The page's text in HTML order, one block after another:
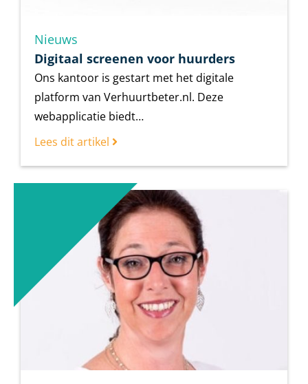
Nieuws
Digitaal screenen voor huurders
Ons kantoor is gestart met het digitale
platform van Verhuurtbeter.nl. Deze
webapplicatie biedt…
Lees dit artikel